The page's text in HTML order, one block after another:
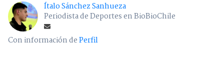
Ítalo Sánchez Sanhueza
Periodista de Deportes en BioBioChile
Con información dePerfil